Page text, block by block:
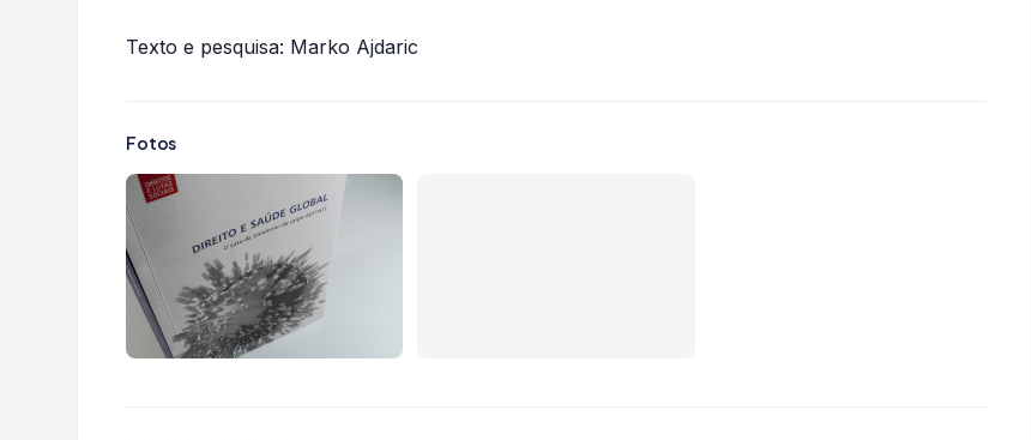
Texto e pesquisa: Marko Ajdaric
Fotos